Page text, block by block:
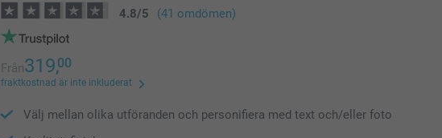
4.8/5 (41 omdömen)
Från319,00
fraktkostnad är inte inkluderat
Välj mellan olika utföranden och personifiera med text och/eller foto